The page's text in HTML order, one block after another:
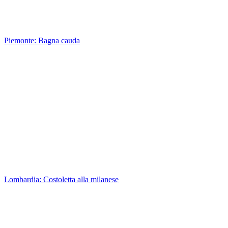
Piemonte: Bagna cauda
Lombardia: Costoletta alla milanese